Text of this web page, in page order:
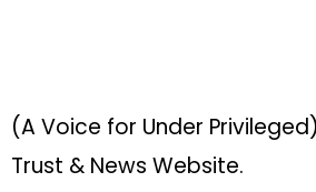
(A Voice for Under Privileged)
Trust & News Website.